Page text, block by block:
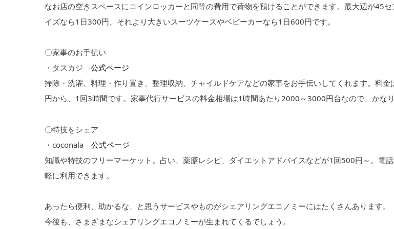
なお店の空きスペースにコインロッカーと同等の費用で荷物を預けることができます。最大辺が45
イズなら1日300円、それより大きいスーツケースやベビーカーなら1日600円です。
〇家事のお手伝い
・タスカジ 公式ページ
掃除・洗濯、料理・作り置き、整理収納、チャイルドケアなどの家事をお手伝いしてくれます。料
円から、1回3時間です。家事代行サービスの料金相場は1時間あたり2000～3000円台なので、かなり
〇特技をシェア
・coconala 公式ページ
知識や特技のフリーマーケット。占い、薬膳レシピ、ダイエットアドバイスなどが1回500円～。電
軽に利用できます。
あったら便利、助かるな、と思うサービスやものがシェアリングエコノミーにはたくさんあります。
今後も、さまざまなシェアリングエコノミーが生まれてくるでしょう。